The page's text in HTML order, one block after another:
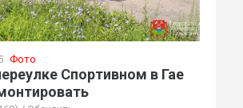
Фото
Спортивном в Гае